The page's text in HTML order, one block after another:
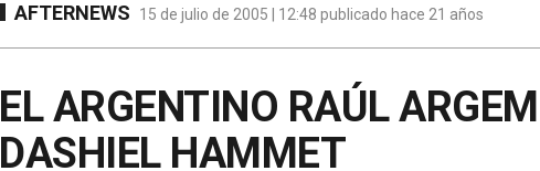
AFTERNEWS 15 de julio de 2005 | 12:48 publicado hace 21 años
EL ARGENTINO RAÚL
DASHIEL HAMMET